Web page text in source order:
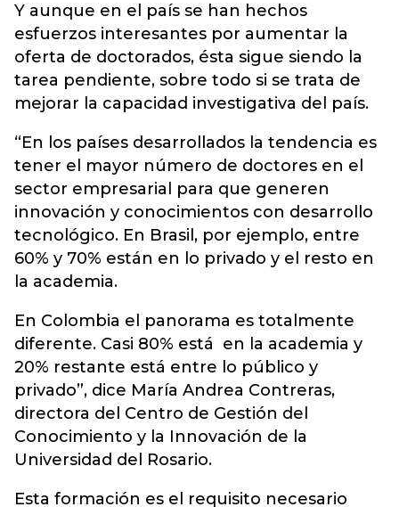
Y aunque en el país se han hechos
esfuerzos interesantes por aumentar la
oferta de doctorados, ésta sigue siendo la
tarea pendiente, sobre todo si se trata de
mejorar la capacidad investigativa del país.
“En los países desarrollados la tendencia es
tener el mayor número de doctores en el
sector empresarial para que generen
innovación y conocimientos con desarrollo
tecnológico. En Brasil, por ejemplo, entre
60% y 70% están en lo privado y el resto en
la academia.
En Colombia el panorama es totalmente
diferente. Casi 80% está en la academia y
20% restante está entre lo público y
privado”, dice María Andrea Contreras,
directora del Centro de Gestión del
Conocimiento y la Innovación de la
Universidad del Rosario.
Esta formación es el requisito necesario